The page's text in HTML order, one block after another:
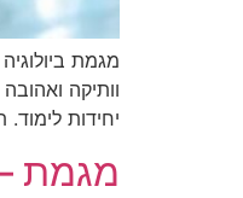
מגמת
יחידות לימוד.
מגמת